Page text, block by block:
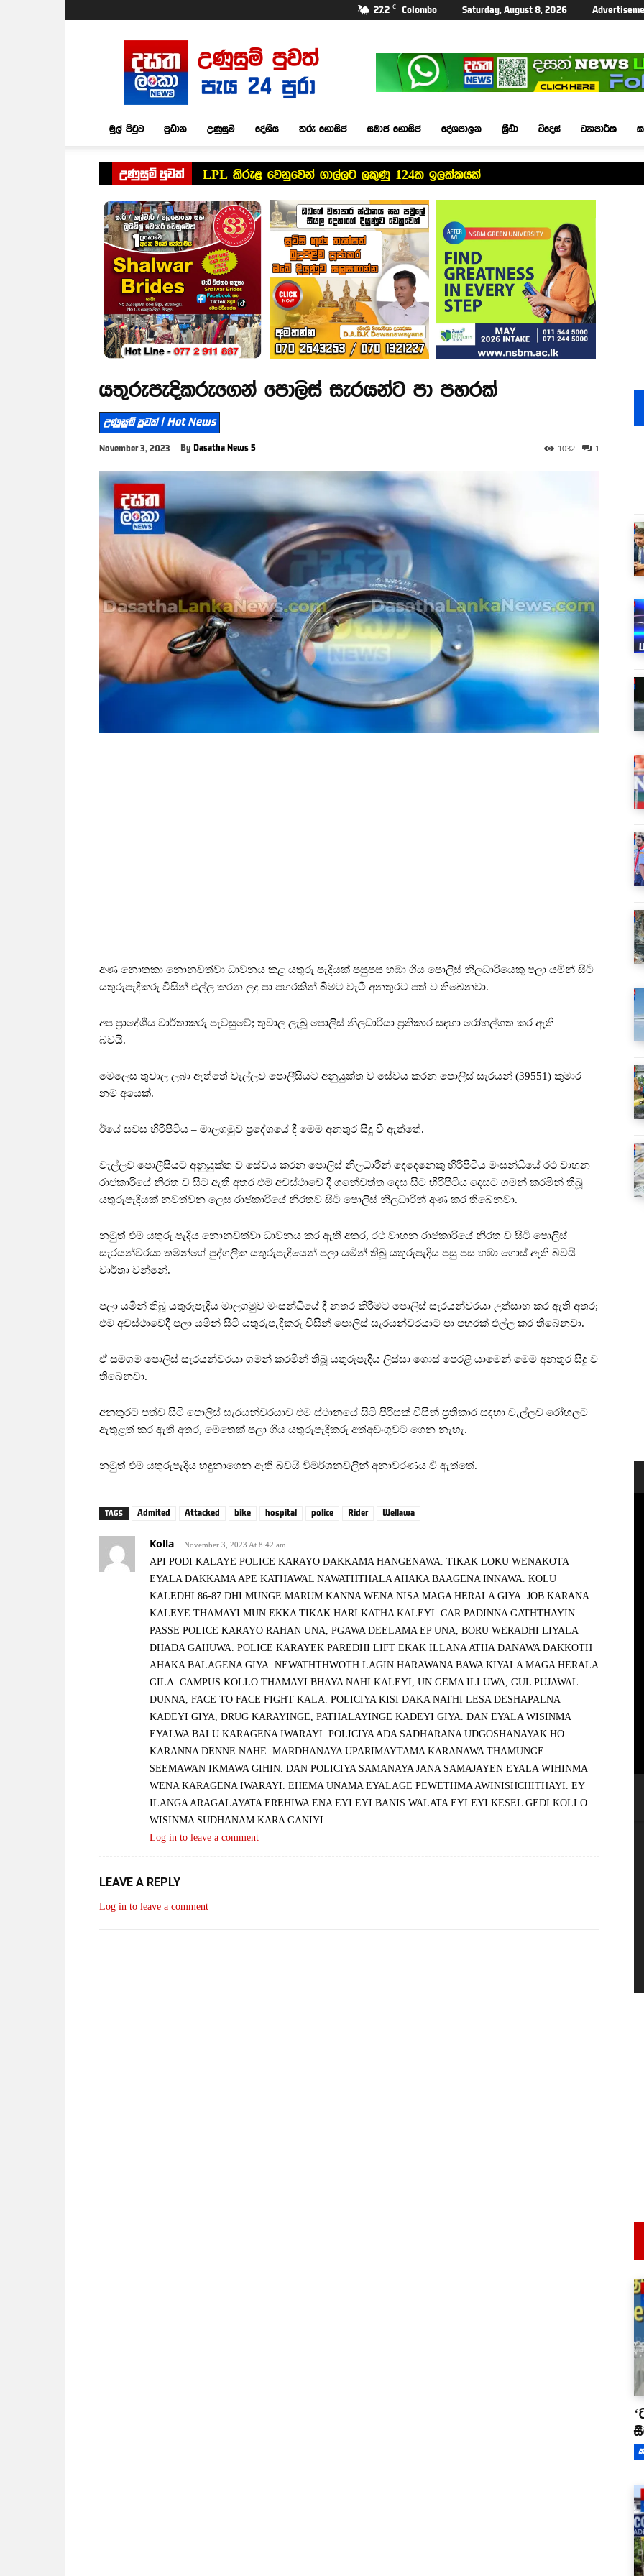
27.2 C Colombo Saturday, August 8, 2026
Dasatha
Lanka
News
මුල් පිටුව ප්‍රධාන උණුසුම් දේශීය තරු ගොසිප් සමාජ ගොසිප් දේශපාලන ක්‍රීඩා විදෙස් ව්‍යාපාරික
උණුසුම් පුවත් LPL කිරුළ වෙනුවෙන් ගාල්ලට ලකුණු 124ක ඉලක්කයක්
යතුරුපැදිකරුගෙන් පොලිස් සැරයන්ට පා පහරක්
උණුසුම් පුවත් | Hot News
November 3, 2023 By Dasatha News 5 1
1032
අණ නොතකා නොනවත්වා ධාවනය කළ යතුරු පැදියක් පසුපස හඹා ගිය පොලිස් නිලධාරියෙකු පලා යමින් සිටි
යතුරුපැදිකරු විසින් එල්ල කරන ලද පා පහරකින් බිමට වැටී අනතුරට පත් ව තිබෙනවා.
අප ප්‍රාදේශීය වාර්තාකරු පැවසුවේ; තුවාල ලැබූ පොලිස් නිලධාරියා ප්‍රතිකාර සඳහා රෝහල්ගත කර ඇති
බවයි.
මෙලෙස තුවාල ලබා ඇත්තේ වැල්ලව පොලීසියට අනුයුක්ත ව සේවය කරන පොලිස් සැරයන් (39551) කුමාර
නම් අයෙක්.
ඊයේ සවස හිරිපිටිය – මාලගමුව ප්‍රදේශයේ දී මෙම අනතුර සිදු වී ඇත්තේ.
වැල්ලව පොලීසියට අනුයුක්ත ව සේවය කරන පොලිස් නිලධාරීන් දෙදෙනෙකු හිරිපිටිය මංසන්ධියේ රථ වාහන
රාජකාරියේ නිරත ව සිට ඇති අතර එම අවස්ථාවේ දී ගනේවත්ත දෙස සිට හිරිපිටිය දෙසට ගමන් කරමින් තිබූ
යතුරුපැදියක් නවත්වන ලෙස රාජකාරියේ නිරතව සිටි පොලිස් නිලධාරින් අණ කර තිබෙනවා.
නමුත් එම යතුරු පැදිය නොනවත්වා ධාවනය කර ඇති අතර, රථ වාහන රාජකාරියේ නිරත ව සිටි පොලිස්
සැරයන්වරයා තමන්ගේ පුද්ගලික යතුරුපැදියෙන් පලා යමින් තිබූ යතුරුපැදිය පසු පස හඹා ගොස් ඇති බවයි
වාර්තා වන්නේ.
පලා යමින් තිබූ යතුරුපැදිය මාලගමුව මංසන්ධියේ දී නතර කිරීමට පොලිස් සැරයන්වරයා උත්සාහ කර ඇති අතර;
එම අවස්ථාවේදී පලා යමින් සිටි යතුරුපැදිකරු විසින් පොලිස් සැරයන්වරයාට පා පහරක් එල්ල කර තිබෙනවා.
ඒ සමගම පොලිස් සැරයන්වරයා ගමන් කරමින් තිබූ යතුරුපැදිය ලිස්සා ගොස් පෙරළී යාමෙන් මෙම අනතුර සිදු ව
තිබෙනවා.
අනතුරට පත්ව සිටි පොලිස් සැරයන්වරයාව එම ස්ථානයේ සිටි පිරිසක් විසින් ප්‍රතිකාර සඳහා වැල්ලව රෝහලට
ඇතුළත් කර ඇති අතර, මෙතෙක් පලා ගිය යතුරුපැදිකරු අත්අඩංගුවට ගෙන නැහැ.
නමුත් එම යතුරුපැදිය හඳුනාගෙන ඇති බවයි විමර්ශනවලින් අනාවරණය වී ඇත්තේ.
TAGS Admited Attacked bike hospital police Rider Wellawa
Kolla November 3, 2023 At 8:42 am
API PODI KALAYE POLICE KARAYO DAKKAMA HANGENAWA. TIKAK LOKU WENAKOTA
EYALA DAKKAMA APE KATHAWAL NAWATHTHALA AHAKA BAAGENA INNAWA. KOLU
KALEDHI 86-87 DHI MUNGE MARUM KANNA WENA NISA MAGA HERALA GIYA. JOB KARANA
KALEYE THAMAYI MUN EKKA TIKAK HARI KATHA KALEYI. CAR PADINNA GATHTHAYIN
PASSE POLICE KARAYO RAHAN UNA, PGAWA DEELAMA EP UNA, BORU WERADHI LIYALA
DHADA GAHUWA. POLICE KARAYEK PAREDHI LIFT EKAK ILLANA ATHA DANAWA DAKKOTH
AHAKA BALAGENA GIYA. NEWATHTHWOTH LAGIN HARAWANA BAWA KIYALA MAGA HERALA
GILA. CAMPUS KOLLO THAMAYI BHAYA NAHI KALEYI, UN GEMA ILLUWA, GUL PUJAWAL
DUNNA, FACE TO FACE FIGHT KALA. POLICIYA KISI DAKA NATHI LESA DESHAPALNA
KADEYI GIYA, DRUG KARAYINGE, PATHALAYINGE KADEYI GIYA. DAN EYALA WISINMA
EYALWA BALU KARAGENA IWARAYI. POLICIYA ADA SADHARANA UDGOSHANAYAK HO
KARANNA DENNE NAHE. MARDHANAYA UPARIMAYTAMA KARANAWA THAMUNGE
SEEMAWAN IKMAWA GIHIN. DAN POLICIYA SAMANAYA JANA SAMAJAYEN EYALA WIHINMA
WENA KARAGENA IWARAYI. EHEMA UNAMA EYALAGE PEWETHMA AWINISHCHITHAYI. EY
ILANGA ARAGALAYATA EREHIWA ENA EYI EYI BANIS WALATA EYI EYI KESEL GEDI KOLLO
WISINMA SUDHANAM KARA GANIYI.
Log in to leave a comment
LEAVE A REPLY
Log in to leave a comment